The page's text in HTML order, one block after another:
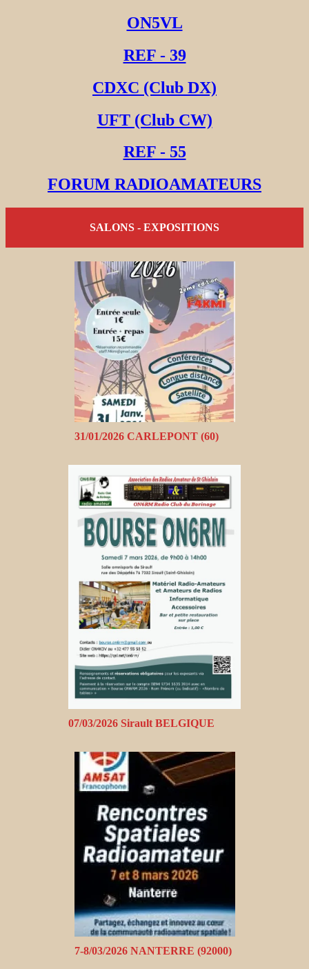
ON5VL
REF - 39
CDXC (Club DX)
UFT (Club CW)
REF - 55
FORUM RADIOAMATEURS
SALONS - EXPOSITIONS
31/01/2026 CARLEPONT (60)
07/03/2026 Sirault BELGIQUE
7-8/03/2026 NANTERRE (92000)